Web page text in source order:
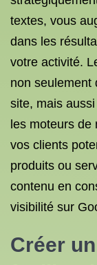
textes, vous
dans les
votre activité.
non seulement
site, mais
les moteurs
vos clients
produits ou
contenu en
visibilité sur
Créer